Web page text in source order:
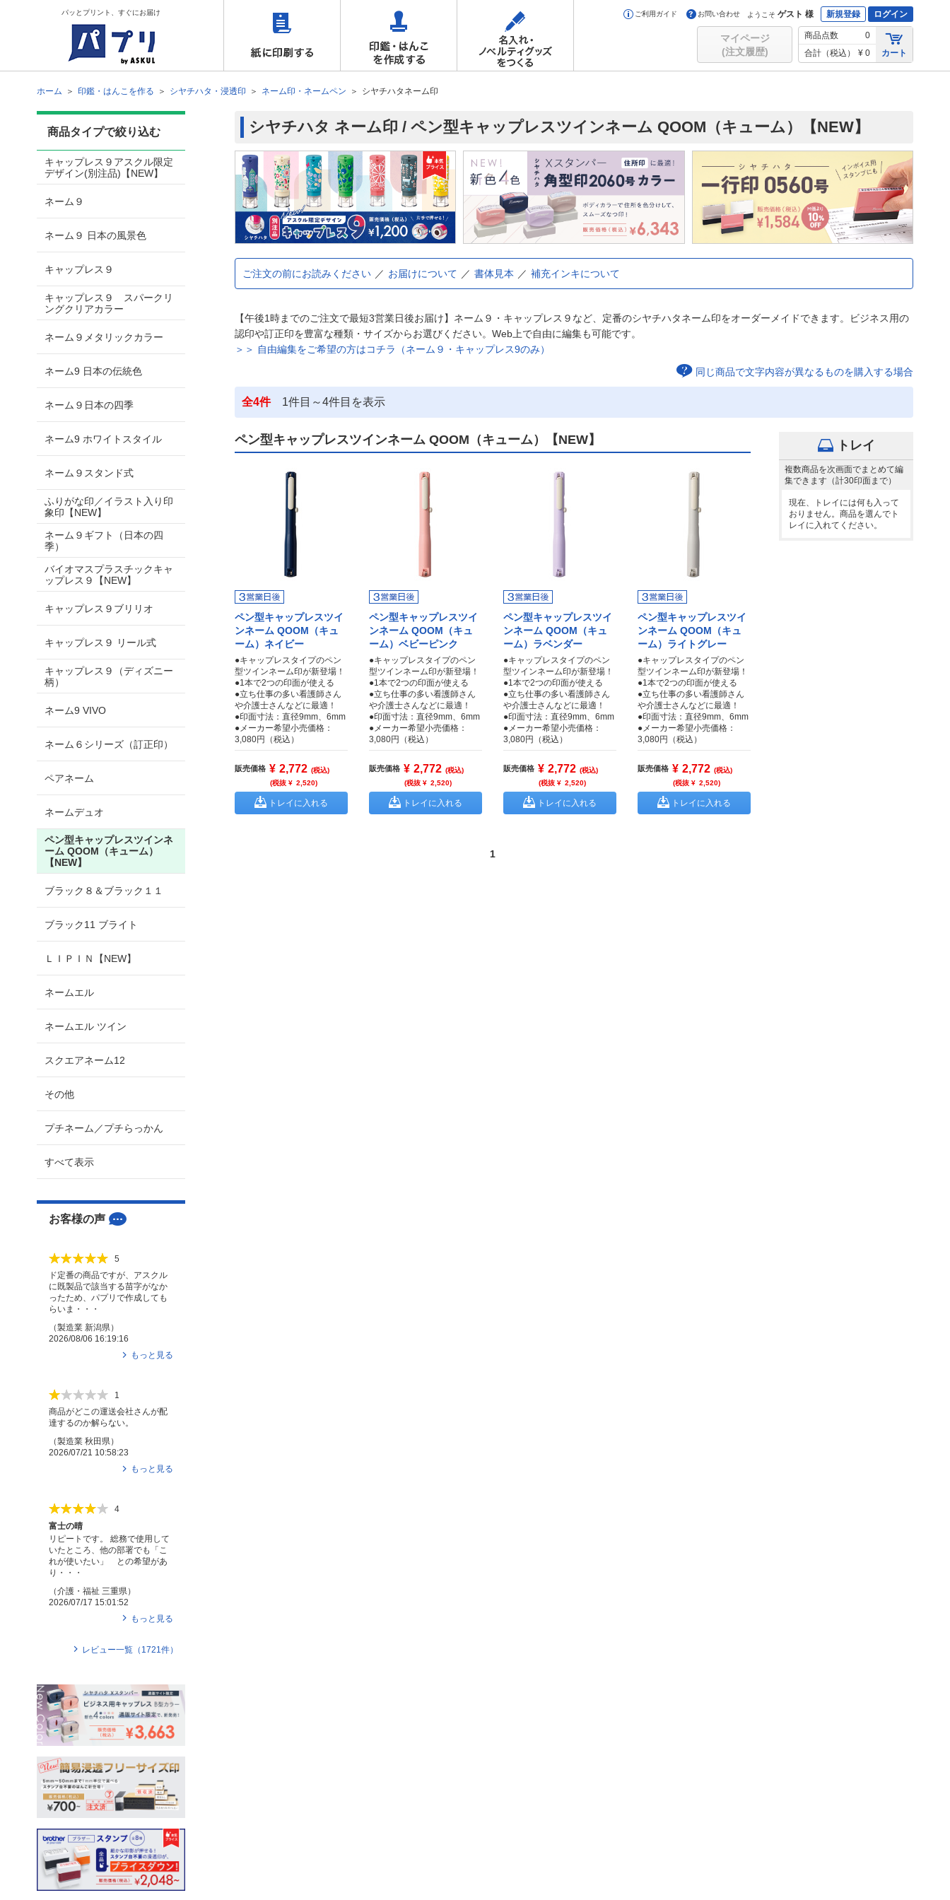
パッとプリント、すぐにお届け ご利用ガイド お問い合わせ ようこそ ゲスト 様 新規登録 ログイン
マイページ
(注文履歴)
商品点数
0
合計（税込）
¥ 0 カート
ホーム 印鑑・はんこを作る シヤチハタ・浸透印 ネーム印・ネームペン シヤチハタネーム印
商品タイプで絞り込む
キャップレス９アスクル限定
デザイン(別注品)【NEW】
ネーム９
ネーム９ 日本の風景色
キャップレス９
キャップレス９ スパークリ
ングクリアカラー
ネーム９メタリックカラー
ネーム9 日本の伝統色
ネーム９日本の四季
ネーム9 ホワイトスタイル
ネーム９スタンド式
ふりがな印／イラスト入り印
象印【NEW】
ネーム９ギフト（日本の四
季）
バイオマスプラスチックキャ
ップレス９【NEW】
キャップレス９ブリリオ
キャップレス９ リール式
キャップレス９（ディズニー
柄）
ネーム9 VIVO
ネーム６シリーズ（訂正印）
ペアネーム
ネームデュオ
ペン型キャップレスツインネ
ーム QOOM（キューム）
【NEW】
ブラック８＆ブラック１１
ブラック11 ブライト
ＬＩＰＩＮ【NEW】
ネームエル
ネームエル ツイン
スクエアネーム12
その他
プチネーム／プチらっかん
すべて表示
お客様の声
5
ド定番の商品ですが、アスクル
に既製品で該当する苗字がなか
ったため、パプリで作成しても
らいま・・・
（製造業 新潟県 ）
2026/08/06 16:19:16
もっと見る
1
商品がどこの運送会社さんが配
達するのか解らない。
（製造業 秋田県）
2026/07/21 10:58:23
もっと見る
4
富士の晴
リピートです。 総務で使用して
いたところ、他の部署でも「こ
れが使いたい」 との希望があ
り・・・
（介護・福祉 三重県 ）
2026/07/17 15:01:52
もっと見る
レビュー一覧（ 1721 件）
シヤチハタ ネーム印 / ペン型キャップレスツインネーム QOOM（キューム）【NEW】
ご注文の前にお読みください お届けについて 書体見本 補充インキについて
【午後1時までのご注文で最短3営業日後お届け】ネーム９・キャップレス９など、定番のシヤチハタネーム印をオーダーメイドできます。ビジネス用の
認印や訂正印を豊富な種類・サイズからお選びください。Web上で自由に編集も可能です。
＞＞ 自由編集をご希望の方はコチラ（ネーム９・キャップレス9のみ）
同じ商品で文字内容が異なるものを購入する場合
全4件 1件目～4件目を表示
ペン型キャップレスツインネーム QOOM（キューム）【NEW】
ペン型キャップレスツイ
ンネーム QOOM（キュ
ーム）ネイビー
●キャップレスタイプのペン
型ツインネーム印が新登場！
●1本で2つの印面が使える
●立ち仕事の多い看護師さん
や介護士さんなどに最適！
●印面寸法：直径9mm、6mm
●メーカー希望小売価格：
3,080円（税込）
販売価格 ¥ 2,772 (税込)
(税抜 ¥ 2,520)
トレイに入れる
ペン型キャップレスツイ
ンネーム QOOM（キュ
ーム）ベビーピンク
●キャップレスタイプのペン
型ツインネーム印が新登場！
●1本で2つの印面が使える
●立ち仕事の多い看護師さん
や介護士さんなどに最適！
●印面寸法：直径9mm、6mm
●メーカー希望小売価格：
3,080円（税込）
販売価格 ¥ 2,772 (税込)
(税抜 ¥ 2,520)
トレイに入れる
ペン型キャップレスツイ
ンネーム QOOM（キュ
ーム）ラベンダー
●キャップレスタイプのペン
型ツインネーム印が新登場！
●1本で2つの印面が使える
●立ち仕事の多い看護師さん
や介護士さんなどに最適！
●印面寸法：直径9mm、6mm
●メーカー希望小売価格：
3,080円（税込）
販売価格 ¥ 2,772 (税込)
(税抜 ¥ 2,520)
トレイに入れる
ペン型キャップレスツイ
ンネーム QOOM（キュ
ーム）ライトグレー
●キャップレスタイプのペン
型ツインネーム印が新登場！
●1本で2つの印面が使える
●立ち仕事の多い看護師さん
や介護士さんなどに最適！
●印面寸法：直径9mm、6mm
●メーカー希望小売価格：
3,080円（税込）
販売価格 ¥ 2,772 (税込)
(税抜 ¥ 2,520)
トレイに入れる
1
トレイ
複数商品を次画面でまとめて編
集できます（計30印面まで）
現在、トレイには何も入って
おりません。商品を選んでト
レイに入れてください。